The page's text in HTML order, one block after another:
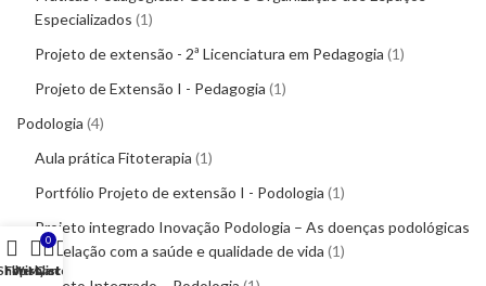
Especializados 1
Projeto de extensão - 2ª Licenciatura em Pedagogia 1
Projeto de Extensão I - Pedagogia 1
Podologia 4
Aula prática Fitoterapia 1
Portfólio Projeto de extensão I - Podologia 1
Projeto integrado Inovação Podologia – As doenças podológicas
e a relação com a saúde e qualidade de vida 1
Filters
Wishlist
0
Cart
My account